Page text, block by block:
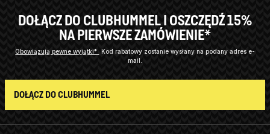
DOŁĄCZ DO CLUBHUMMEL I OSZCZĘDŹ 15%
NA PIERWSZE ZAMÓWIENIE*
Obowiązują pewne wyjątki*
Kod rabatowy zostanie wysłany na podany adres e-
mail.
DOŁĄCZ DO CLUBHUMMEL